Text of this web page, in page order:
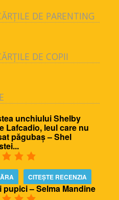
DE PARENTING
DE COPII
unchiului Shelby
Lafcadio, leul care nu
păgubaș – Shel
CITEȘTE RECENZIA
pupici – Selma Mandine